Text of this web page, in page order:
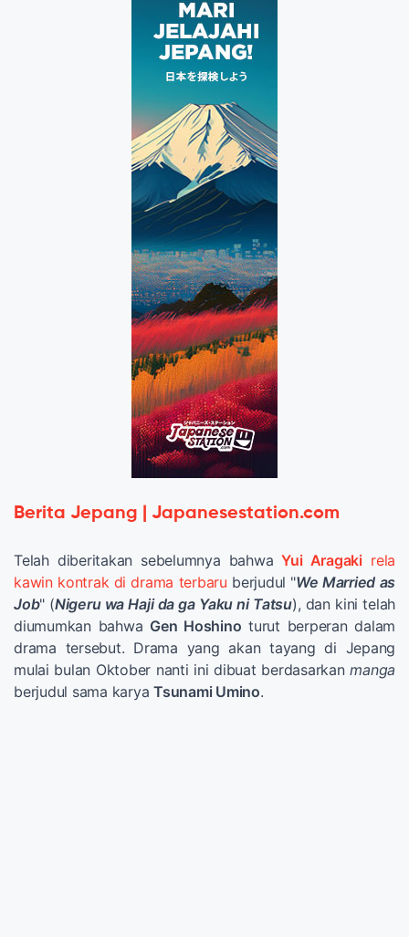
Berita Jepang | Japanesestation.com
Telah diberitakan sebelumnya bahwaYui Aragaki rela
kawin kontrak di drama terbaru berjudul "We Married as
Job" (Nigeru wa Haji da ga Yaku ni Tatsu), dan kini telah
diumumkan bahwa Gen Hoshino turut berperan dalam
drama tersebut. Drama yang akan tayang di Jepang
mulai bulan Oktober nanti ini dibuat berdasarkanmanga
berjudul sama karya Tsunami Umino.